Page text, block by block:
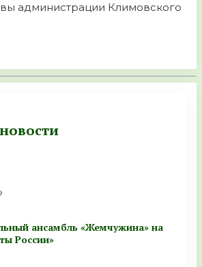
администрации Климовского
ансамбль «Жемчужина» на
России»